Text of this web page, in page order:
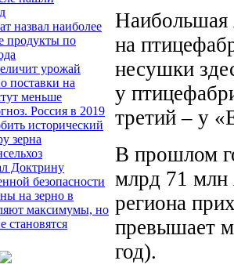
назвал наиболее
продукты по
урожай
поставки на
меньше
Россия в 2019
исторический
зерна
Доктрину
безопасности
на зерно в
максимумы, но
становятся
Наибольшая
на
несушки
у
третий – у
В прошлом
млрд 71 млн
региона
превышает
год).